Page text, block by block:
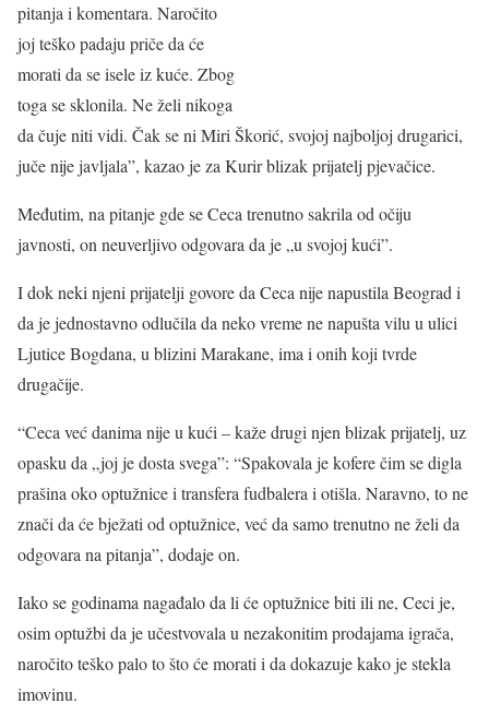
pitanja i komentara. Naročito
joj teško padaju priče da će
morati da se isele iz kuće. Zbog
toga se sklonila. Ne želi nikoga
da čuje niti vidi. Čak se ni Miri Škorić, svojoj najboljoj drugarici,
juče nije javljala”, kazao je za Kurir blizak prijatelj pjevačice.
Međutim, na pitanje gde se Ceca trenutno sakrila od očiju
javnosti, on neuverljivo odgovara da je „u svojoj kući”.
I dok neki njeni prijatelji govore da Ceca nije napustila Beograd i
da je jednostavno odlučila da neko vreme ne napušta vilu u ulici
Ljutice Bogdana, u blizini Marakane, ima i onih koji tvrde
drugačije.
“Ceca već danima nije u kući – kaže drugi njen blizak prijatelj, uz
opasku da „joj je dosta svega”: “Spakovala je kofere čim se digla
prašina oko optužnice i transfera fudbalera i otišla. Naravno, to ne
znači da će bježati od optužnice, već da samo trenutno ne želi da
odgovara na pitanja”, dodaje on.
Iako se godinama nagađalo da li će optužnice biti ili ne, Ceci je,
osim optužbi da je učestvovala u nezakonitim prodajama igrača,
naročito teško palo to što će morati i da dokazuje kako je stekla
imovinu.